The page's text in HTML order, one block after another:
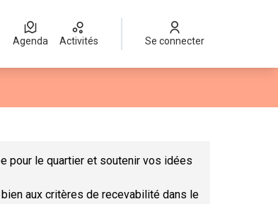
Agenda Activités Se connecter
pour le quartier et soutenir vos idées
aux critères de recevabilité dans le